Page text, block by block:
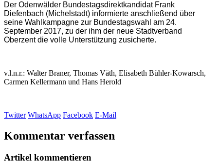
Der Odenwälder Bundestagsdirektkandidat Frank
Diefenbach (Michelstadt) informierte anschließend über
seine Wahlkampagne zur Bundestagswahl am 24.
September 2017, zu der ihm der neue Stadtverband
Oberzent die volle Unterstützung zusicherte.
v.l.n.r.: Walter Braner, Thomas Väth, Elisabeth Bühler-Kowarsch,
Carmen Kellermann und Hans Herold
Twitter WhatsApp Facebook E-Mail
Kommentar verfassen
Artikel kommentieren